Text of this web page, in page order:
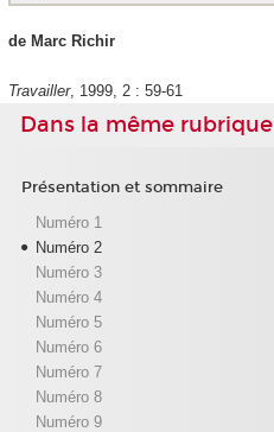
de Marc Richir
Travailler, 1999, 2 : 59-61
Dans la même rubrique
Présentation et sommaire
Numéro 1
Numéro 2
Numéro 3
Numéro 4
Numéro 5
Numéro 6
Numéro 7
Numéro 8
Numéro 9